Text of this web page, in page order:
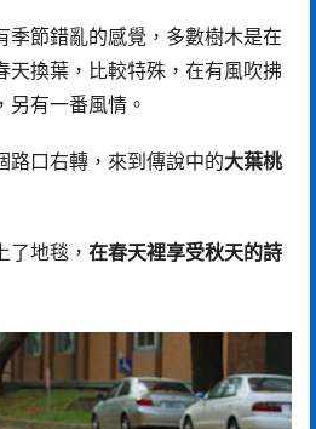
季節錯亂的感覺，多數樹木是在
天換葉，比較特殊，在有風吹拂
另有一番風情。
路口右轉，來到傳說中的大葉桃
了地毯， 在春天裡享受秋天的詩